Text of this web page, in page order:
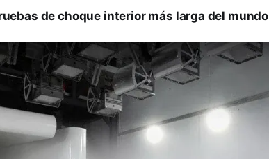
de choque interior más larga del mundo